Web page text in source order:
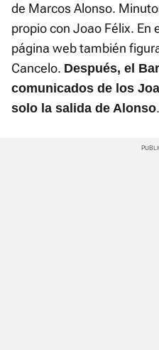
de Marcos Alonso.
propio con Joao Félix. En
página web también
Cancelo. Después, el
comunicados de los
solo la salida de Alonso.